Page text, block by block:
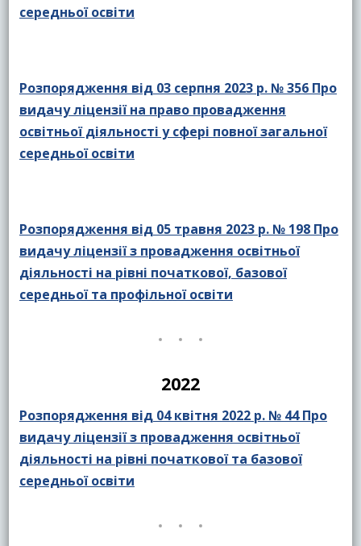
середньої освіти
Розпорядження від 03 серпня 2023 р. № 356 Про
видачу ліцензії на право провадження
освітньої діяльності у сфері повної загальної
середньої освіти
Розпорядження від 05 травня 2023 р. № 198 Про
видачу ліцензії з провадження освітньої
діяльності на рівні початкової, базової
середньої та профільної освіти
2022
Розпорядження від 04 квітня 2022 р. № 44 Про
видачу ліцензії з провадження освітньої
діяльності на рівні початкової та базової
середньої освіти